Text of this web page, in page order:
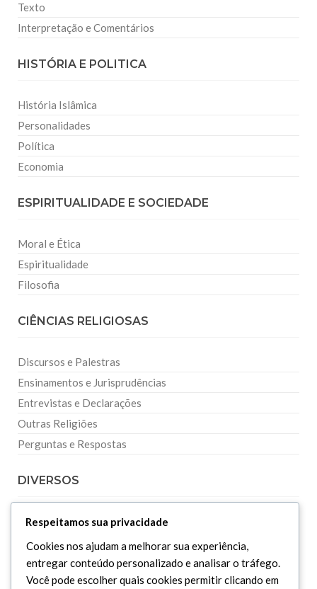
Texto
Interpretação e Comentários
HISTÓRIA E POLITICA
História Islâmica
Personalidades
Política
Economia
ESPIRITUALIDADE E SOCIEDADE
Moral e Ética
Espiritualidade
Filosofia
CIÊNCIAS RELIGIOSAS
Discursos e Palestras
Ensinamentos e Jurisprudências
Entrevistas e Declarações
Outras Religiões
Perguntas e Respostas
DIVERSOS
Curiosidades
Dicionário Islâmico
Downloads
Respeitamos sua privacidade
Cookies nos ajudam a melhorar sua experiência,
entregar conteúdo personalizado e analisar o tráfego.
Você pode escolher quais cookies permitir clicando em